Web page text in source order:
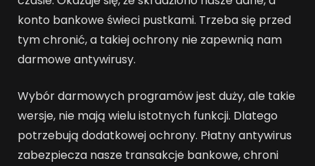
konto bankowe świeci pustkami. Trzeba się przed
tym chronić, a takiej ochrony nie zapewnią nam
darmowe antywirusy.
Wybór darmowych programów jest duży, ale takie
wersje, nie mają wielu istotnych funkcji. Dlatego
potrzebują dodatkowej ochrony. Płatny antywirus
zabezpiecza nasze transakcje bankowe, chroni